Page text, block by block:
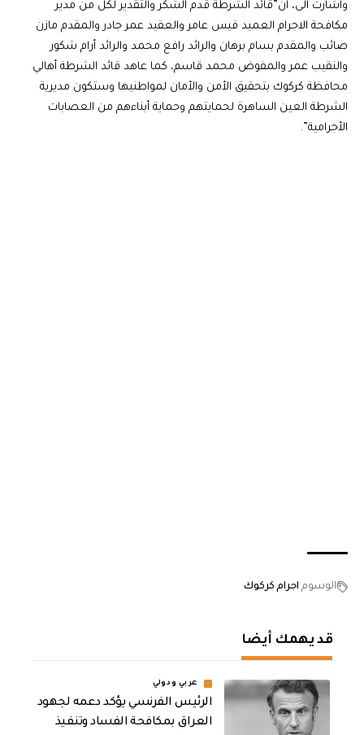
واشارت الى، ان”قائد الشرطة قدم الشكر والتقدير لكل من مدير
مكافحة الاجرام العميد قيس عامر والعقيد عمر جادر والمقدم مازن
صائب والمقدم بسام برهان والرائد رافع محمد والرائد أرام شكور
والنقيب عمر والمفوض محمد قاسم، كما عاهد قائد الشرطة أهالي
محافظة كركوك بتحقيق الأمن والأمان لمواطنيها وستكون مديرية
الشرطة العين الساهرة لحمايتهم وحماية أبناءهم من العصابات
الأجرامية”.
الوسوم اجرام كركوك
قد يهمك أيضا
عربي ودولي
الرئيس الفرنسي يؤكد دعمه لجهود
العراق بمكافحة الفساد وتنفيذ